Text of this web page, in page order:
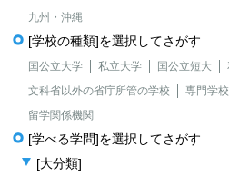
九州・沖縄
[学校の種類]を選択してさがす
国公立大学 私立大学 国公立短大
文科省以外の省庁所管の学校
専門学校
留学関係機関
[学べる学問]を選択してさがす
[大分類]